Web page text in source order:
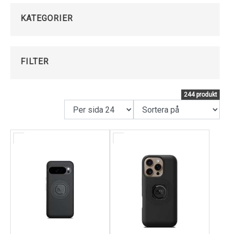
produkter är perfekta för
Vi erbjuder mobiltillbehör från välkända märken som
och innovativa lösningar. Med våra tillbehör kan du
FÄSTA, LADDA OCH SKYDDA MOBILENpå ett säkert
sätt, utan att kompromissa med komfort eller
LADDLÖSNINGAR OCH VÄDERTÅLIGA FODRAL
utvecklade för att tåla tuffa miljöer och aktiv
användning. Perfekta för både barn, junior och vuxna
som vill ha mobilen nära till hands under alla typer av
KATEGORIER
FILTER
244 produkt